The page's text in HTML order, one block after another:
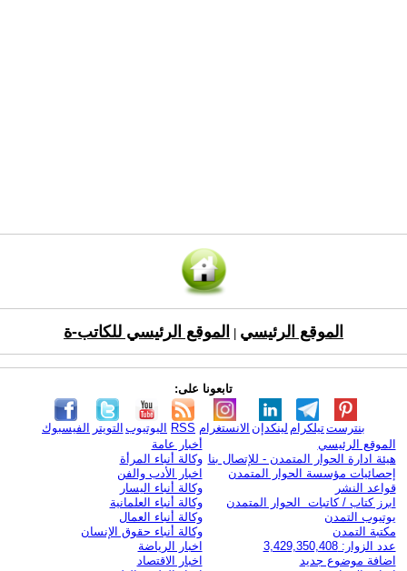
الموقع الرئيسي الموقع الرئيسي للكاتب-ة
تابعونا على:
الفيسبوك التويتر اليوتيوب RSS الانستغرام لينكدإن تيلكرامبنترست
الموقع الرئيسي
هيئة ادارة الحوار المتمدن - للإتصال بنا
إحصائيات مؤسسة الحوار المتمدن
قواعد النشر
ابرز كتاب / كاتبات الحوار المتمدن
يوتيوب التمدن
مكتبة التمدن
عدد الزوار: 3,429,350,408
اضافة موضوع جديد
أخبار عامة
وكالة أنباء المرأة
اخبار الأدب والفن
وكالة أنباء اليسار
وكالة أنباء العلمانية
وكالة أنباء العمال
وكالة أنباء حقوق الإنسان
اخبار الرياضة
اخبار الاقتصاد